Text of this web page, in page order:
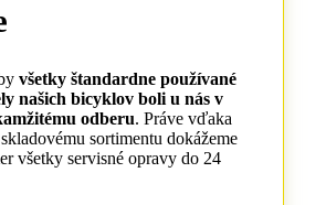
všetky štandardne používané
našich bicyklov boli u nás v
odberu. Práve vďaka
sortimentu dokážeme
všetky servisné opravy do 24